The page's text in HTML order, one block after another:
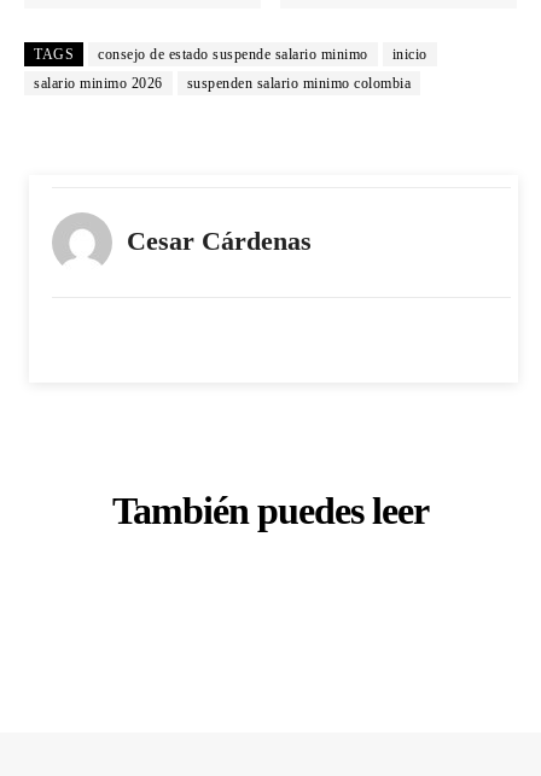
TAGS consejo de estado suspende salario minimo
inicio
salario minimo 2026
suspenden salario minimo colombia
Cesar Cárdenas
También puedes leer